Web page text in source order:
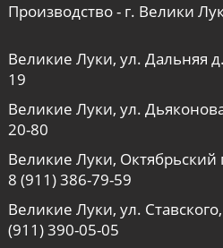
Производство - г. Велики
Великие Луки, ул. Дальняя
19
Великие Луки, ул.
20-80
Великие Луки, Октябрьский
8 (911) 386-79-59
Великие Луки, ул.
(911) 390-05-05